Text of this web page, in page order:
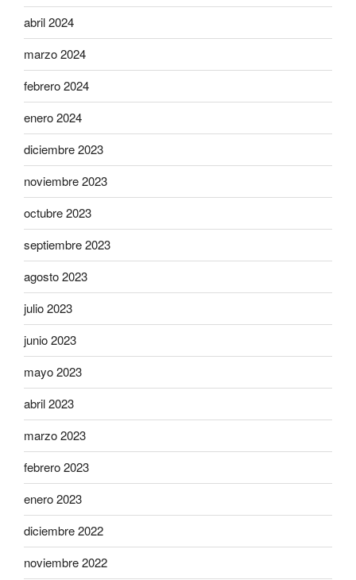
abril 2024
marzo 2024
febrero 2024
enero 2024
diciembre 2023
noviembre 2023
octubre 2023
septiembre 2023
agosto 2023
julio 2023
junio 2023
mayo 2023
abril 2023
marzo 2023
febrero 2023
enero 2023
diciembre 2022
noviembre 2022